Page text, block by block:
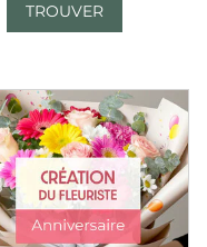
TROUVER